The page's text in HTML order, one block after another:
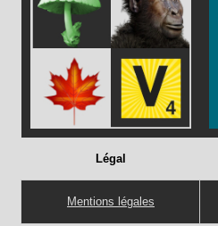
Légal
Mentions légales